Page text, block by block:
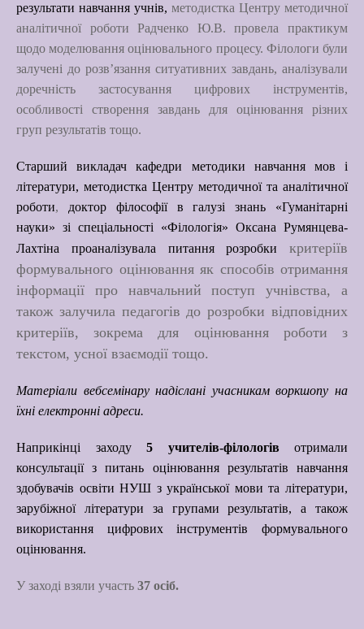
результати навчання учнів, методистка Центру методичної
аналітичної роботи Радченко Ю.В. провела практикум
щодо моделювання оцінювального процесу. Філологи були
залучені до розв’язання ситуативних завдань, аналізували
доречність застосування цифрових інструментів,
особливості створення завдань для оцінювання різних
груп результатів тощо.
Старший викладач кафедри методики навчання мов і
літератури, методистка Центру методичної та аналітичної
роботи, доктор філософії в галузі знань «Гуманітарні
науки» зі спеціальності «Філологія» Оксана Румянцева-
Лахтіна проаналізувала питання розробки критеріїв
формувального оцінювання як способів отримання
інформації про навчальний поступ учнівства, а
також залучила педагогів до розробки відповідних
критеріїв, зокрема для оцінювання роботи з
текстом, усної взаємодії тощо.
Матеріали вебсемінару надіслані учасникам воркшопу на
їхні електронні адреси.
Наприкінці заходу 5 учителів-філологів отримали
консультаціїз питань оцінювання результатів навчання
здобувачів освіти НУШ з української мови та літератури,
зарубіжної літератури за групами результатів, а також
використання цифрових інструментів формувального
оцінювання.
У заході взяли участь 37 осіб.